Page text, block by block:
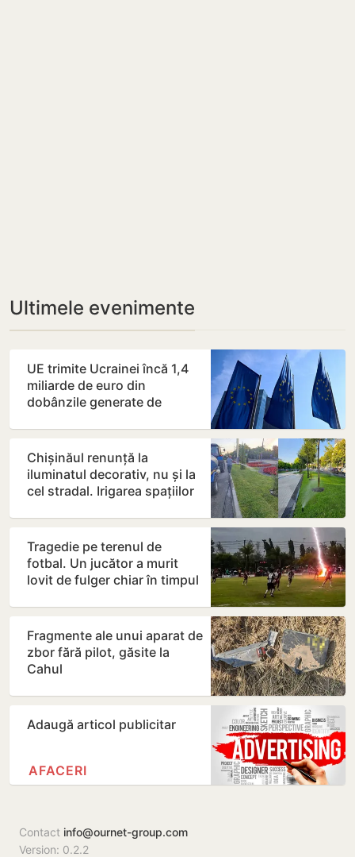
Ultimele evenimente
UE trimite Ucrainei încă 1,4
miliarde de euro din
dobânzile generate de
Chișinăul renunță la
iluminatul decorativ, nu și la
cel stradal. Irigarea spațiilor
Tragedie pe terenul de
fotbal. Un jucător a murit
lovit de fulger chiar în timpul
Fragmente ale unui aparat de
zbor fără pilot, găsite la
Cahul
Adaugă articol publicitar
AFACERI
Contact info@ournet-group.com
Version: 0.2.2